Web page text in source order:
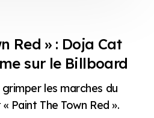
Red » : Doja Cat
sur le Billboard
les marches du
Paint The Town Red ».